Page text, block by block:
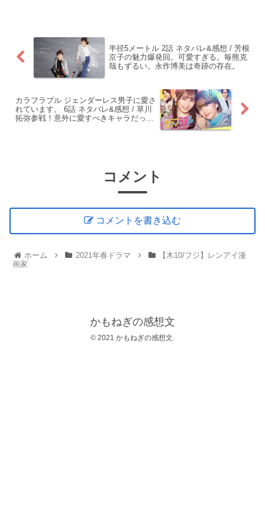
半径5メートル 2話 ネタバレ&感想 / 芳根
京子の魅力爆発回。可愛すぎる。毎熊克
哉もずるい。永作博美は奇跡の存在。
カラフラブル ジェンダーレス男子に愛さ
れています。 6話 ネタバレ&感想 / 草川
拓弥参戦！意外に愛すべきキャラだった
コメント
コメントを書き込む
ホーム 2021年春ドラマ
【木10/フジ】レンアイ漫
画家
かもねぎの感想文
© 2021 かもねぎの感想文.